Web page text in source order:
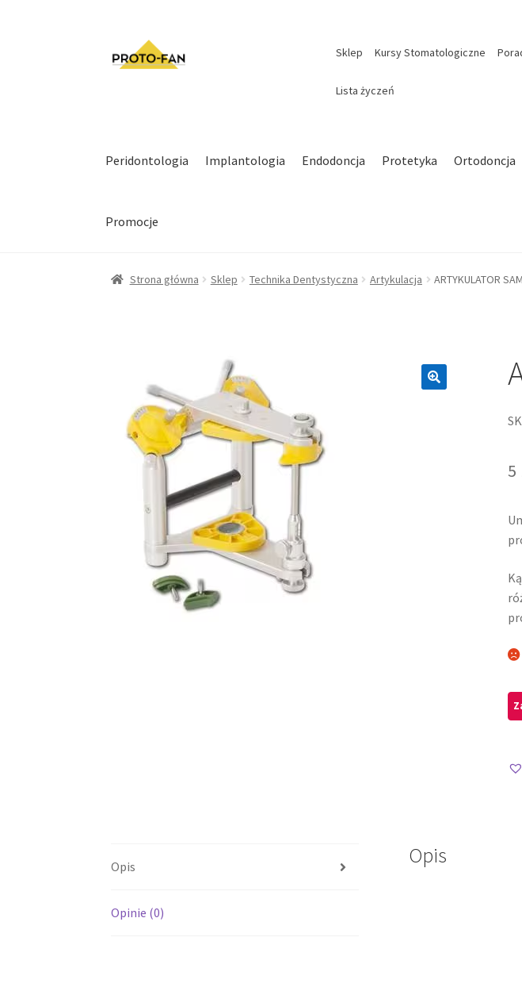
Sklep Kursy Stomatologiczne
Lista życzeń
Peridontologia Implantologia Endodoncja Protetyka Ortodoncja
Promocje
Strona główna Sklep Technika Dentystyczna Artykulacja ARTYKULATOR
5
Opis
Opinie (0)
Opis